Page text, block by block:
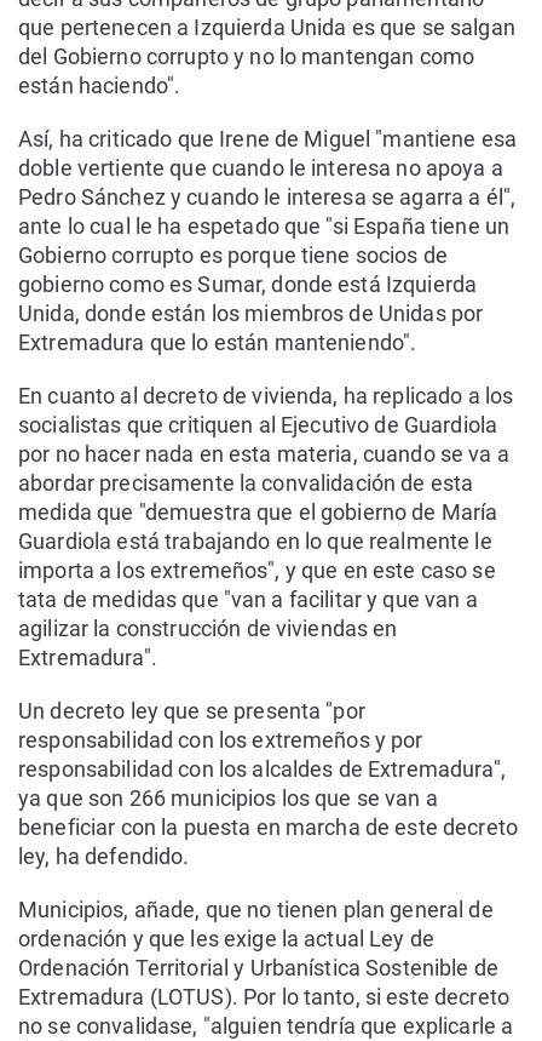
que pertenecen a Izquierda Unida es que se salgan
del Gobierno corrupto y no lo mantengan como
están haciendo".
Así, ha criticado que Irene de Miguel "mantiene esa
doble vertiente que cuando le interesa no apoya a
Pedro Sánchez y cuando le interesa se agarra a él",
ante lo cual le ha espetado que "si España tiene un
Gobierno corrupto es porque tiene socios de
gobierno como es Sumar, donde está Izquierda
Unida, donde están los miembros de Unidas por
Extremadura que lo están manteniendo".
En cuanto al decreto de vivienda, ha replicado a los
socialistas que critiquen al Ejecutivo de Guardiola
por no hacer nada en esta materia, cuando se va a
abordar precisamente la convalidación de esta
medida que "demuestra que el gobierno de María
Guardiola está trabajando en lo que realmente le
importa a los extremeños", y que en este caso se
tata de medidas que "van a facilitar y que van a
agilizar la construcción de viviendas en
Extremadura".
Un decreto ley que se presenta "por
responsabilidad con los extremeños y por
responsabilidad con los alcaldes de Extremadura",
ya que son 266 municipios los que se van a
beneficiar con la puesta en marcha de este decreto
ley, ha defendido.
Municipios, añade, que no tienen plan general de
ordenación y que les exige la actual Ley de
Ordenación Territorial y Urbanística Sostenible de
Extremadura (LOTUS). Por lo tanto, si este decreto
no se convalidase, "alguien tendría que explicarle a